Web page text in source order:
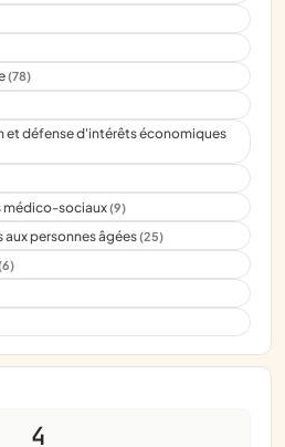
(78)
défense d'intérêts économiques
médico-sociaux(9)
aux personnes âgées(25)
4